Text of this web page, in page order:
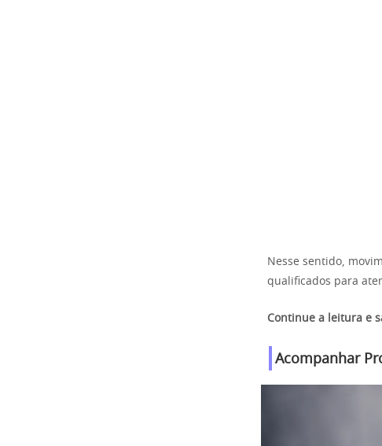
Nesse sentido,
qualificados para
Continue a leitura e
Acompanhar